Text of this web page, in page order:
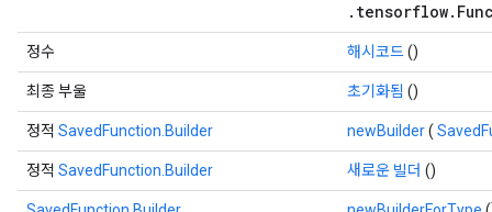
정수 해시코드()
최종 부울 초기화됨 ()
정적 SavedFunction.Builder newBuilder(
정적 SavedFunction.Builder 새로운 빌더 ()